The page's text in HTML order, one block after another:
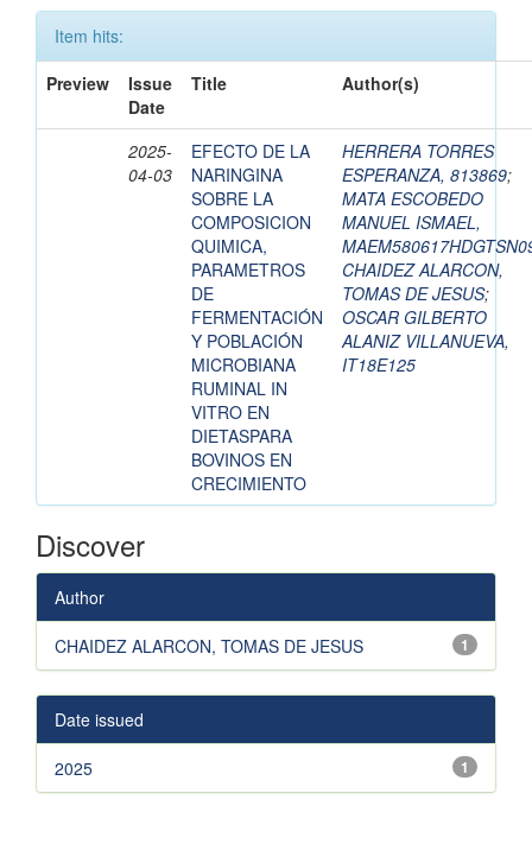
Item hits:
Preview
Issue
Date
Title Author(s)
2025-
04-03
EFECTO DE LA
NARINGINA
SOBRE LA
COMPOSICION
QUIMICA,
PARAMETROS
DE
FERMENTACIÓN
Y POBLACIÓN
MICROBIANA
RUMINAL IN
VITRO EN
DIETASPARA
BOVINOS EN
CRECIMIENTO
HERRERA TORRES
ESPERANZA, 813869;
MATA ESCOBEDO
MANUEL ISMAEL,
CHAIDEZ ALARCON,
TOMAS DE JESUS;
OSCAR GILBERTO
ALANIZ VILLANUEVA,
IT18E125
Discover
Author
1
CHAIDEZ ALARCON, TOMAS DE JESUS
Date issued
1
2025